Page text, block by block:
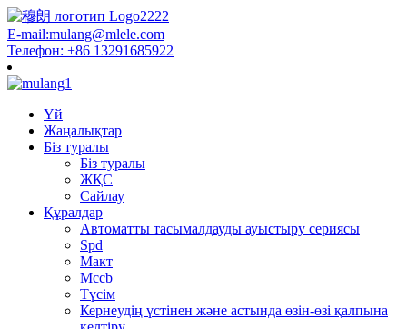
E-mail:mulang@mlele.com
Телефон: +86 13291685922
Үй
Жаңалықтар
Біз туралы
Біз туралы
ЖҚС
Сайлау
Құралдар
Автоматты тасымалдауды ауыстыру сериясы
Spd
Макт
Mccb
Түсім
Кернеудің үстінен және астында өзін-өзі қалпына